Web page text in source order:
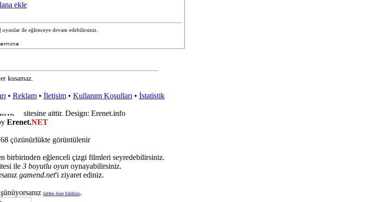
ekle
oyunlar ile eğlenceye devam edebilirsiniz.
kusamaz.
• Reklam• İletişim• Kullanım Koşulları • İstatistik
sitesine aittir. Design: Erenet.info
Erenet.NET
çözünürlükte görüntülenir
birbirinden eğlenceli çizgi filmleri seyredebilirsiniz.
ile 3 boyutlu oyun oynayabilirsiniz.
gamend.net'i ziyaret ediniz.
lütfen bize bildirin.